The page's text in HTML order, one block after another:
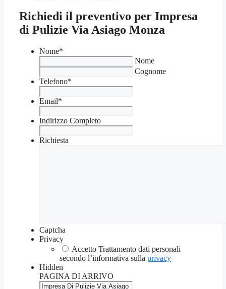
Richiedi il preventivo per Impresa
di Pulizie Via Asiago Monza
Nome*
Nome
Cognome
Telefono*
Email*
Indirizzo Completo
Richiesta
Captcha
Privacy
Accetto Trattamento dati personali
secondo l’informativa sulla privacy
Hidden
PAGINA DI ARRIVO